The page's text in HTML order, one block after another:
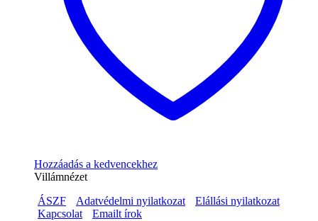
Hozzáadás a kedvencekhez
Villámnézet
ÁSZF
Adatvédelmi nyilatkozat
Elállási nyilatkozat
Kapcsolat
Emailt írok